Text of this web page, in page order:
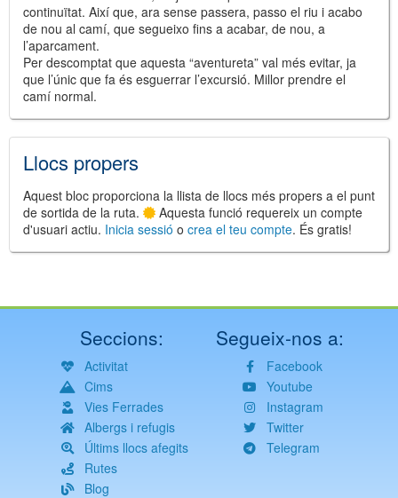
continuïtat. Així que, ara sense passera, passo el riu i acabo
de nou al camí, que segueixo fins a acabar, de nou, a
l’aparcament.
Per descomptat que aquesta “aventureta” val més evitar, ja
que l’únic que fa és esguerrar l’excursió. Millor prendre el
camí normal.
Llocs propers
Aquest bloc proporciona la llista de llocs més propers a el punt
de sortida de la ruta.
Aquesta funció requereix un compte
d'usuari actiu. Inicia sessió o crea el teu compte. És gratis!
Seccions:
Activitat
Cims
Vies Ferrades
Albergs i refugis
Últims llocs afegits
Rutes
Blog
Segueix-nos a:
Facebook
Youtube
Instagram
Twitter
Telegram